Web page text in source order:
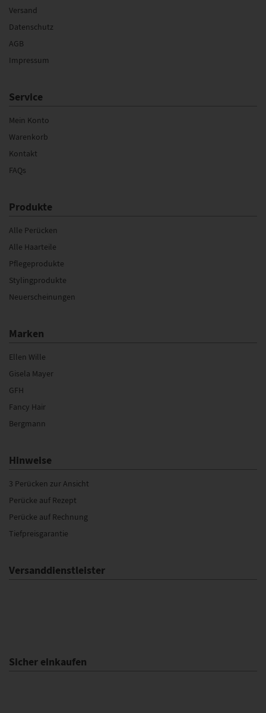
Versand
Datenschutz
AGB
Impressum
Service
Mein Konto
Warenkorb
Kontakt
FAQs
Produkte
Alle Perücken
Alle Haarteile
Pflegeprodukte
Stylingprodukte
Neuerscheinungen
Marken
Ellen Wille
Gisela Mayer
GFH
Fancy Hair
Bergmann
Hinweise
3 Perücken zur Ansicht
Perücke auf Rezept
Perücke auf Rechnung
Tiefpreisgarantie
Versanddienstleister
Sicher einkaufen